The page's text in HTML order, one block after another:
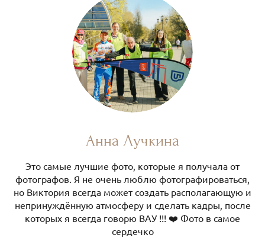
Анна Лучкина
Это самые лучшие фото, которые я получала от
фотографов. Я не очень люблю фотографироваться,
но Виктория всегда может создать располагающую и
непринуждённую атмосферу и сделать кадры, после
которых я всегда говорю ВАУ !!! ❤️ Фото в самое
сердечко